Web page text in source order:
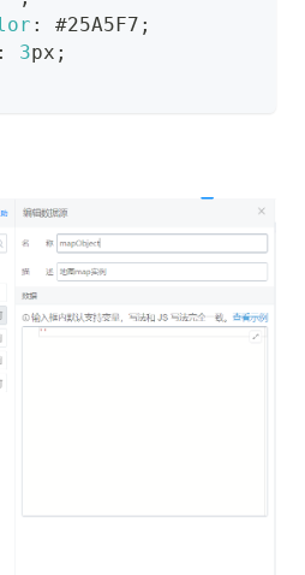
: #25A5F7 ;
: 3px ;